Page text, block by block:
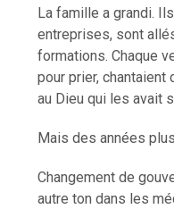
La famille a grandi.
entreprises, sont
formations. Chaque
pour prier, chantaient
au Dieu qui les avait
Mais des années
Changement de
autre ton dans les